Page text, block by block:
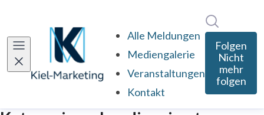
Alle Meldungen
Mediengalerie
Veranstaltungen
Kontakt
Folgen
Nicht
mehr
folgen